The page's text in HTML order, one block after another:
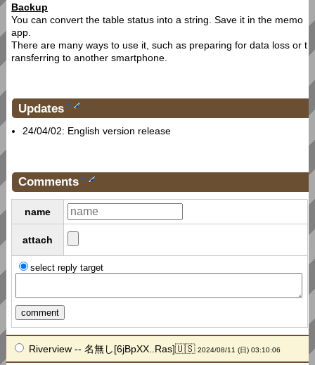
Backup
You can convert the table status into a string. Save it in the memo
app.
There are many ways to use it, such as preparing for data loss or t
ransferring to another smartphone.
Updates †
24/04/02: English version release
Comments †
name
attach
select reply target
Riverview -- 名無し[6jBpXX..Ras]🇺🇸2024/08/11 (日) 03:10:06